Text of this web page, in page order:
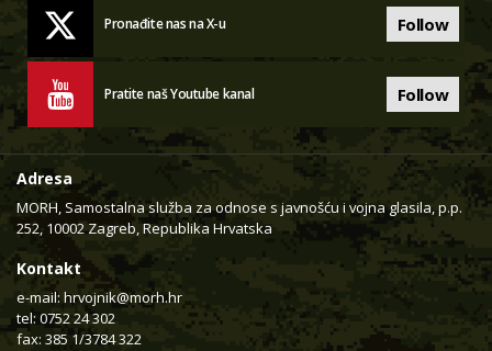
Pronađite nas na X-u Follow
Pratite naš Youtube kanal Follow
Adresa
MORH, Samostalna služba za odnose s javnošću i vojna glasila, p.p.
252, 10002 Zagreb, Republika Hrvatska
Kontakt
e-mail: hrvojnik@morh.hr
tel: 0752 24 302
fax: 385 1/3784 322